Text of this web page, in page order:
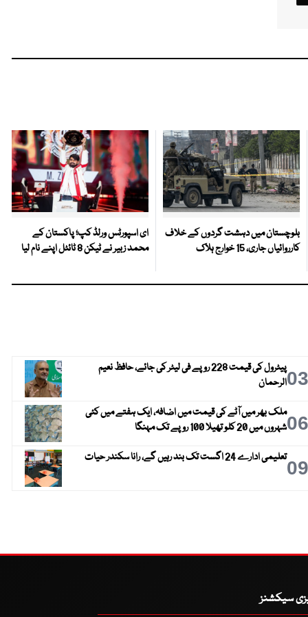
بلوچستان میں دہشت گردوں کے خلاف
کارروائیاں جاری، 15 خوارج ہلاک
ای اسپورٹس ورلڈ کپ؛ پاکستان کے
محمد زبیر نے ٹیکن 8 ٹائٹل اپنے نام لیا
03
پیٹرول کی قیمت 228 روپے فی لیٹر کی جائے، حافظ نعیم
الرحمان
06ملک بھر میں آٹے کی قیمت میں اضافہ، ایک ہفتے میں کئی
شہروں میں 20 کلو تھیلا 100 روپے تک مہنگا
09تعلیمی ادارے 24 اگست تک بند رہیں گے، رانا سکندر حیات
سیکشنز